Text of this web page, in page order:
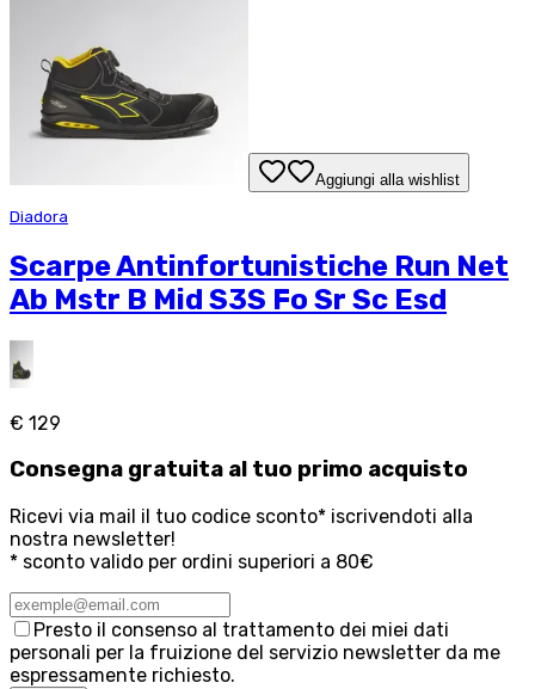
Aggiungi alla wishlist
Diadora
Scarpe Antinfortunistiche Run Net
Ab Mstr B Mid S3S Fo Sr Sc Esd
€ 129
Consegna gratuita al tuo primo acquisto
Ricevi via mail il tuo codice sconto* iscrivendoti alla
nostra newsletter!
* sconto valido per ordini superiori a 80€
Presto il consenso al trattamento dei miei dati
personali per la fruizione del servizio newsletter da me
espressamente richiesto.